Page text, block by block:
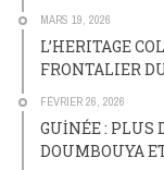
MARS 19, 2026
L’HERITAGE
FRONTALIER
FÉVRIER 26, 2026
GUİNÉE : PLUS
DOUMBOUYA